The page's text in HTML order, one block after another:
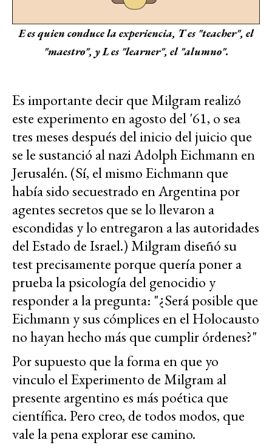
E es quien conduce la experiencia, T es "teacher", el
"maestro", y L es "learner", el "alumno".
Es importante decir que Milgram realizó
este experimento en agosto del '61, o sea
tres meses después del inicio del juicio que
se le sustanció al nazi Adolph Eichmann en
Jerusalén. (Sí, el mismo Eichmann que
había sido secuestrado en Argentina por
agentes secretos que se lo llevaron a
escondidas y lo entregaron a las autoridades
del Estado de Israel.) Milgram diseñó su
test precisamente porque quería poner a
prueba la psicología del genocidio y
responder a la pregunta: "¿Será posible que
Eichmann y sus cómplices en el Holocausto
no hayan hecho más que cumplir órdenes?"
Por supuesto que la forma en que yo
vinculo el Experimento de Milgram al
presente argentino es más poética que
científica. Pero creo, de todos modos, que
vale la pena explorar ese camino.